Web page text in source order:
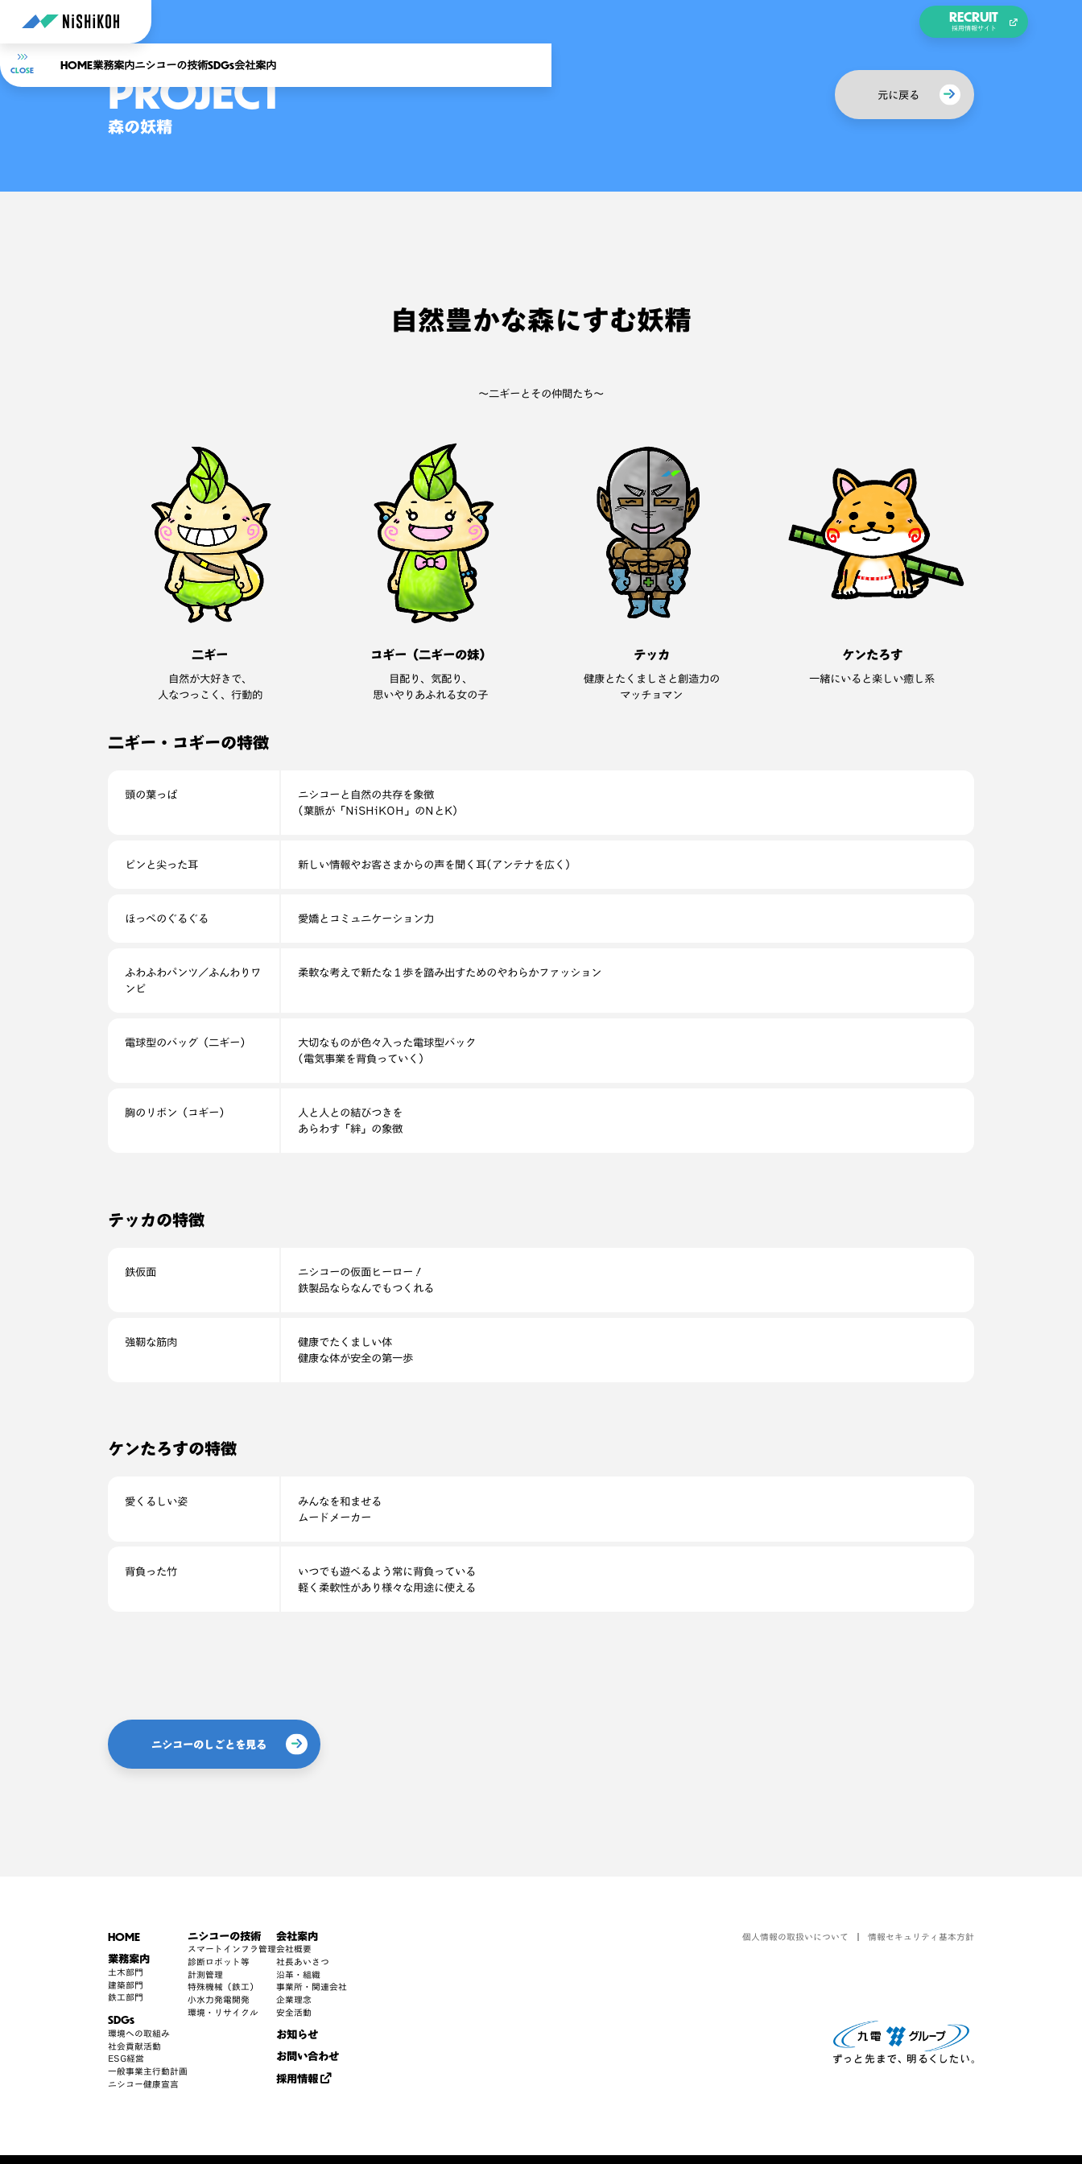
RECRUIT
採用情報サイト
CLOSE HOME業務案内ニシコーの技術SDGs会社案内
PROJECT
森の妖精
元に戻る
自然豊かな森にすむ妖精
〜二ギーとその仲間たち〜
二ギー
自然が大好きで、
人なつっこく、行動的
コギー（二ギーの妹）
目配り、気配り、
思いやりあふれる女の子
テッカ
健康とたくましさと創造力の
マッチョマン
ケンたろす
一緒にいると楽しい癒し系
二ギー・コギーの特徴
頭の葉っぱ
ニシコーと自然の共存を象徴
(葉脈が「NiSHiKOH」のNとK)
ピンと尖った耳 新しい情報やお客さまからの声を聞く耳(アンテナを広く)
ほっぺのぐるぐる 愛嬌とコミュニケーション力
ふわふわパンツ／ふんわりワ
ンピ
柔軟な考えで新たな１歩を踏み出すためのやわらかファッション
電球型のバッグ（二ギー）
大切なものが色々入った電球型バック
(電気事業を背負っていく)
胸のリボン（コギー）
人と人との結びつきを
あらわす「絆」の象徴
テッカの特徴
鉄仮面
ニシコーの仮面ヒーロー！
鉄製品ならなんでもつくれる
強靭な筋肉
健康でたくましい体
健康な体が安全の第一歩
ケンたろすの特徴
愛くるしい姿
みんなを和ませる
ムードメーカー
背負った竹
いつでも遊べるよう常に背負っている
軽く柔軟性があり様々な用途に使える
ニシコーのしごとを見る
HOME
業務案内
土木部門
建築部門
鉄工部門
SDGs
環境への取組み
社会貢献活動
ESG経営
一般事業主行動計画
ニシコー健康宣言
ニシコーの技術
スマートインフラ管理
診断ロボット等
計測管理
特殊機械（鉄工）
小水力発電開発
環境・リサイクル
会社案内
会社概要
社長あいさつ
沿革・組織
事業所・関連会社
企業理念
安全活動
お知らせ
お問い合わせ
採用情報
個人情報の取扱いについて 情報セキュリティ基本方針